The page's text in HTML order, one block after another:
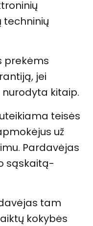
techninių
prekėms
jei
kitaip.
teisės
už
Pardavėjas
sąskaitą-
tam
kokybės